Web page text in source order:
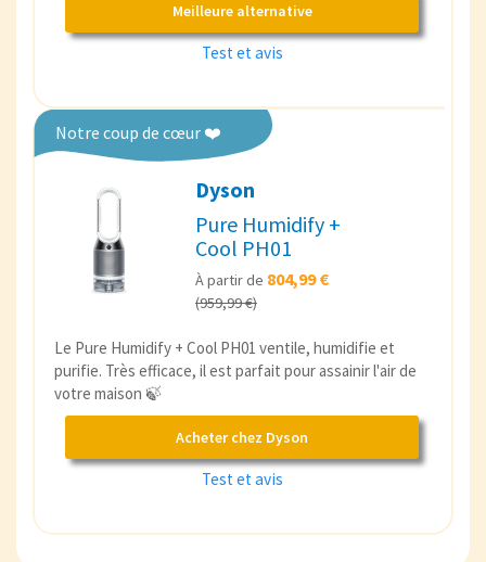
Meilleure alternative
Test et avis
Notre coup de cœur ❤️
Dyson
Pure Humidify +
Cool PH01
À partir de 804,99 €
(959,99 €)
Le Pure Humidify + Cool PH01 ventile, humidifie et
purifie. Très efficace, il est parfait pour assainir l'air de
votre maison 🍃
Acheter chez Dyson
Test et avis